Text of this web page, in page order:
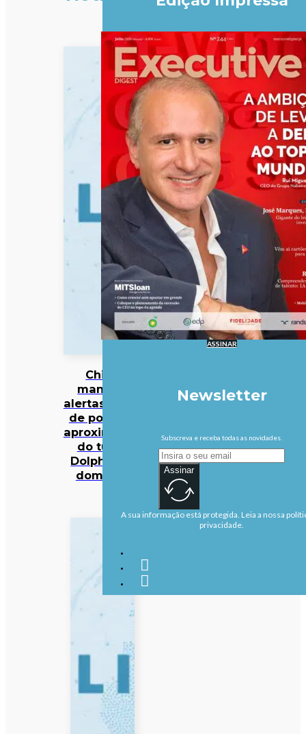
China
mantém
alertas antes
de possível
aproximação
do tufão
Dolphin no
domingo
ASSINAR
Newsletter
Subscreva e receba todas as novidades.
Assinar
A sua informação está protegida. Leia a nossa
privacidade.